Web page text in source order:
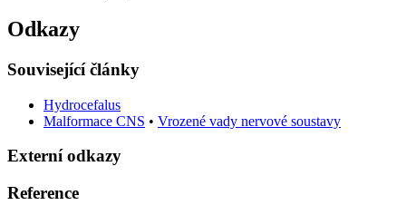
Odkazy
Související články
Hydrocefalus
Malformace CNS • Vrozené vady nervové soustavy
Externí odkazy
Reference